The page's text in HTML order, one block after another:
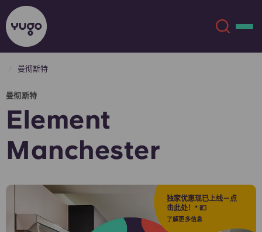
关于我们
地点
更多
English (US)
Chinese
Català Deutsch
French
曼彻斯特
曼彻斯特
Element
Manchester
独家优惠现已上线－点
击此处！* 💷
了解更多信息